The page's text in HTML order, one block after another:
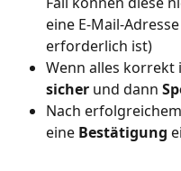
eine E-Mail-
erforderlich ist)
Wenn alles korrekt
sicher und dann
Nach
eine Bestätigung